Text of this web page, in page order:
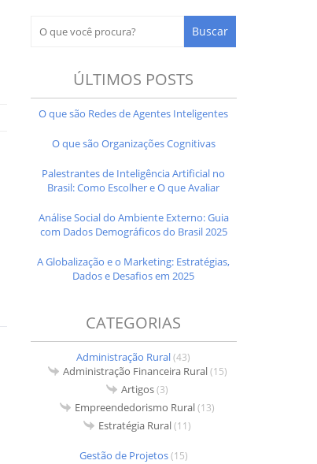
ÚLTIMOS POSTS
O que são Redes de Agentes Inteligentes
O que são Organizações Cognitivas
Palestrantes de Inteligência Artificial no
Brasil: Como Escolher e O que Avaliar
Análise Social do Ambiente Externo: Guia
com Dados Demográficos do Brasil 2025
A Globalização e o Marketing: Estratégias,
Dados e Desafios em 2025
CATEGORIAS
Administração Rural(43)
Administração Financeira Rural(15)
Artigos(3)
Empreendedorismo Rural(13)
Estratégia Rural(11)
Gestão de Projetos(15)